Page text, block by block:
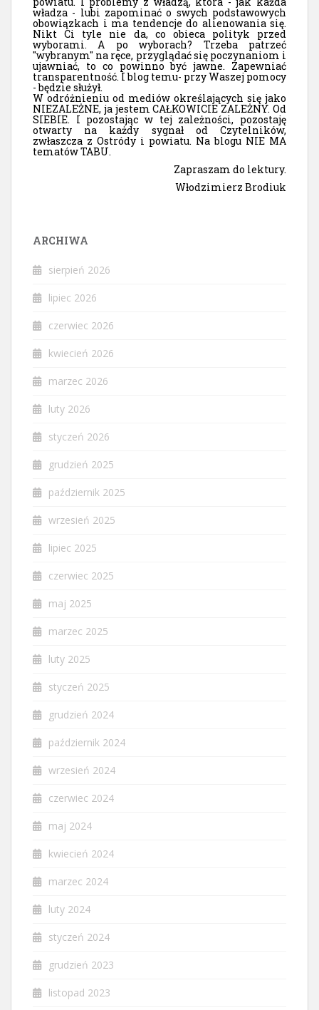
władza - lubi zapominać o swych podstawowych
obowiązkach i ma tendencje do alienowania się.
Nikt Ci tyle nie da, co obieca polityk przed
wyborami. A po wyborach? Trzeba patrzeć
"wybranym" na ręce, przyglądać się poczynaniom i
ujawniać, to co powinno być jawne. Zapewniać
transparentność. I blog temu- przy Waszej pomocy
- będzie służył.
W odróżnieniu od mediów określających się jako
NIEZALEŻNE, ja jestem CAŁKOWICIE ZALEŻNY. Od
SIEBIE. I pozostając w tej zależności, pozostaję
otwarty na każdy sygnał od Czytelników,
zwłaszcza z Ostródy i powiatu. Na blogu NIE MA
tematów TABU.
Zapraszam do lektury.
Włodzimierz Brodiuk
ARCHIWA
sierpień 2026
lipiec 2026
czerwiec 2026
kwiecień 2026
marzec 2026
luty 2026
styczeń 2026
grudzień 2025
październik 2025
wrzesień 2025
lipiec 2025
czerwiec 2025
maj 2025
marzec 2025
luty 2025
styczeń 2025
grudzień 2024
październik 2024
wrzesień 2024
czerwiec 2024
maj 2024
kwiecień 2024
marzec 2024
luty 2024
styczeń 2024
grudzień 2023
listopad 2023